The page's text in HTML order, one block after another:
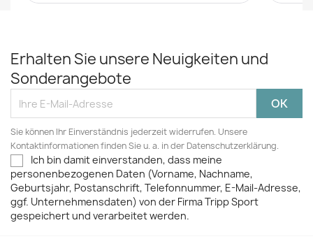
Erhalten Sie unsere Neuigkeiten und
Sonderangebote
Sie können Ihr Einverständnis jederzeit widerrufen. Unsere
Kontaktinformationen finden Sie u. a. in der Datenschutzerklärung.
Ich bin damit einverstanden, dass meine
personenbezogenen Daten (Vorname, Nachname,
Geburtsjahr, Postanschrift, Telefonnummer, E-Mail-Adresse,
ggf. Unternehmensdaten) von der Firma Tripp Sport
gespeichert und verarbeitet werden.